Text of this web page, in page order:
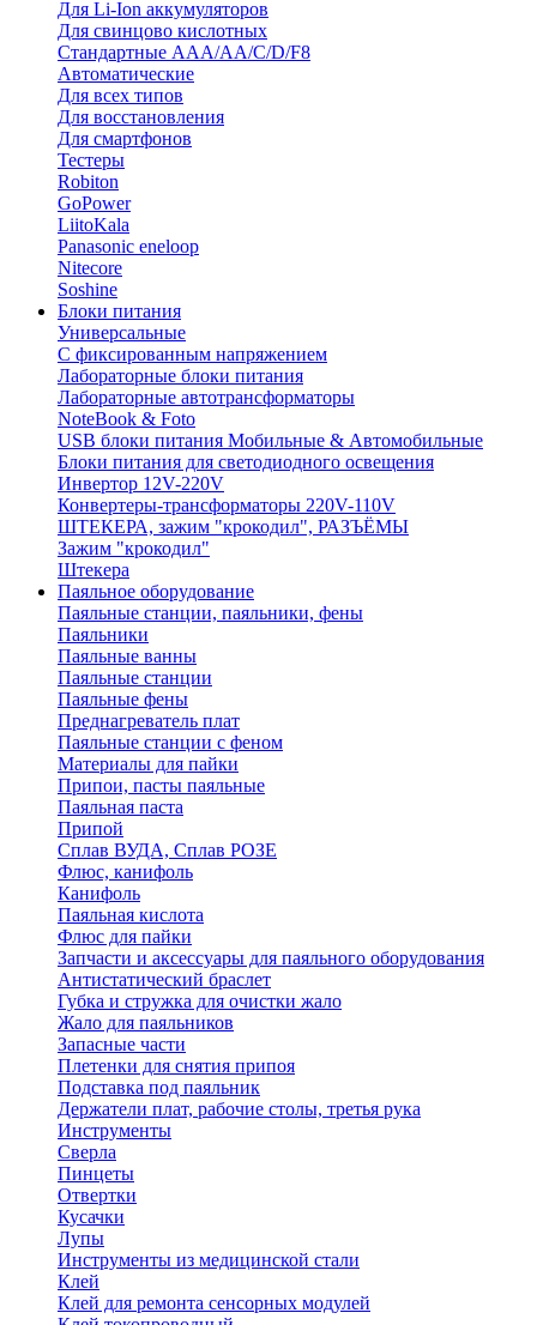
Для Li-Ion аккумуляторов
Для свинцово кислотных
Стандартные ААА/АА/С/D/F8
Автоматические
Для всех типов
Для восстановления
Для смартфонов
Тестеры
Robiton
GoPower
LiitoKala
Panasonic eneloop
Nitecore
Soshine
Блоки питания
Универсальные
C фиксированным напряжением
Лабораторные блоки питания
Лабораторные автотрансформаторы
NoteBook & Foto
USB блоки питания Мобильные & Автомобильные
Блоки питания для светодиодного освещения
Инвертор 12V-220V
Конвертеры-трансформаторы 220V-110V
ШТЕКЕРА, зажим "крокодил", РАЗЪЁМЫ
Зажим "крокодил"
Штекера
Паяльное оборудование
Паяльные станции, паяльники, фены
Паяльники
Паяльные ванны
Паяльные станции
Паяльные фены
Преднагреватель плат
Паяльные станции с феном
Материалы для пайки
Припои, пасты паяльные
Паяльная паста
Припой
Сплав ВУДА, Сплав РОЗЕ
Флюс, канифоль
Канифоль
Паяльная кислота
Флюс для пайки
Запчасти и аксессуары для паяльного оборудования
Антистатический браслет
Губка и стружка для очистки жало
Жало для паяльников
Запасные части
Плетенки для снятия припоя
Подставка под паяльник
Держатели плат, рабочие столы, третья рука
Инструменты
Сверла
Пинцеты
Отвертки
Кусачки
Лупы
Инструменты из медицинской стали
Клей
Клей для ремонта сенсорных модулей